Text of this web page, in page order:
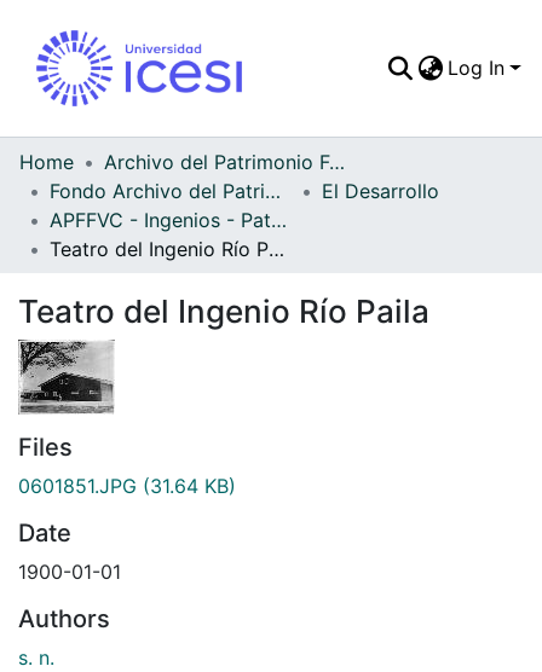
Statistics
Log In
Home
Archivo del Patrimonio Fotográfico y Fílmico del Valle del Cauca
Fondo Archivo del Patrimonio Fotográfico y Fílmico del Valle del Cauca
El Desarrollo
APFFVC - Ingenios - Patrimonial
Teatro del Ingenio Río Paila
Teatro del Ingenio Río Paila
Files
0601851.JPG (31.64 KB)
Date
1900-01-01
Authors
s. n.